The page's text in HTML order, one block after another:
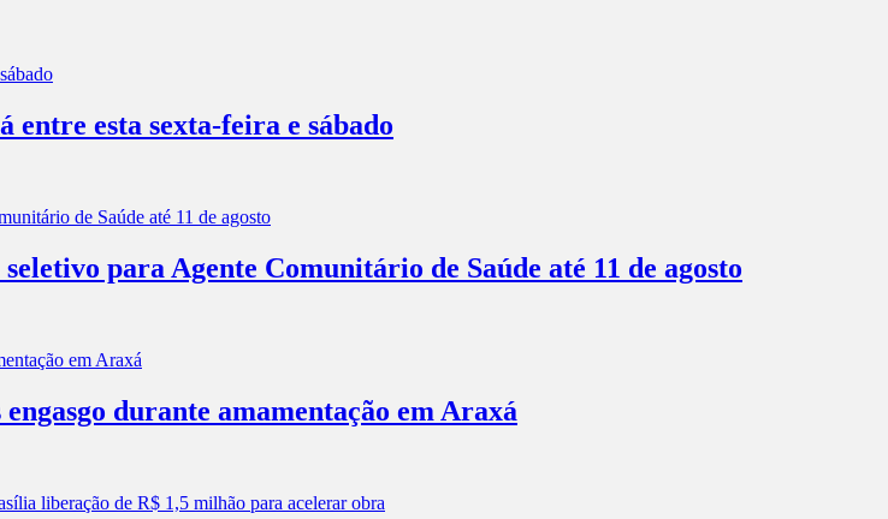
esta sexta-feira e sábado
para Agente Comunitário de Saúde até 11 de agosto
durante amamentação em Araxá